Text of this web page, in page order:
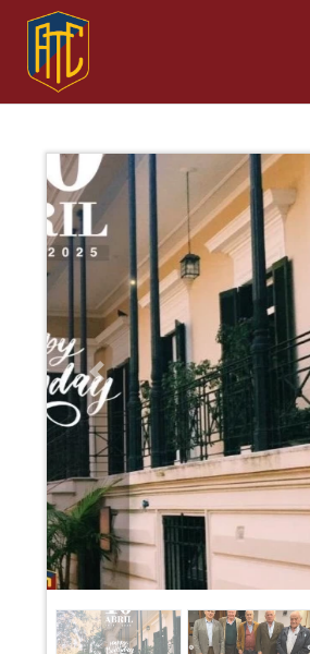
Previous